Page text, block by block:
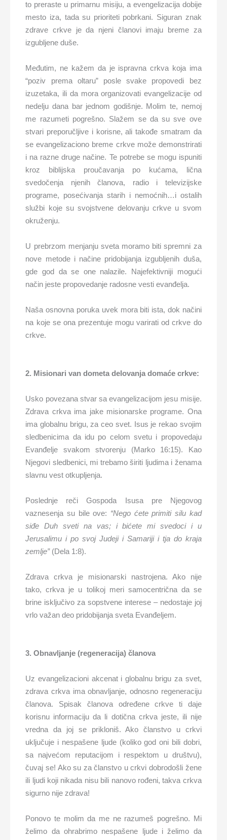
to preraste u primarnu misiju, a evengelizacija dobije
mesto iza, tada su prioriteti pobrkani. Siguran znak
zdrave crkve je da njeni članovi imaju breme za
izgubljene duše.
Međutim, ne kažem da je ispravna crkva koja ima
“poziv prema oltaru” posle svake propovedi bez
izuzetaka, ili da mora organizovati evangelizacije od
nedelju dana bar jednom godišnje. Molim te, nemoj
me razumeti pogrešno. Slažem se da su sve ove
stvari preporučljive i korisne, ali takođe smatram da
se evangelizaciono breme crkve može demonstrirati
i na razne druge načine. Te potrebe se mogu ispuniti
kroz biblijska proučavanja po kućama, lična
svedočenja njenih članova, radio i televizijske
programe, posećivanja starih i nemoćnih…i ostalih
službi koje su svojstvene delovanju crkve u svom
okruženju.
U prebrzom menjanju sveta moramo biti spremni za
nove metode i načine pridobijanja izgubljenih duša,
gde god da se one nalazile. Najefektivniji mogući
način jeste propovedanje radosne vesti evanđelja.
Naša osnovna poruka uvek mora biti ista, dok načini
na koje se ona prezentuje mogu varirati od crkve do
crkve.
2. Misionari van dometa delovanja domaće crkve:
Usko povezana stvar sa evangelizacijom jesu misije.
Zdrava crkva ima jake misionarske programe. Ona
ima globalnu brigu, za ceo svet. Isus je rekao svojim
sledbenicima da idu po celom svetu i propovedaju
Evanđelje svakom stvorenju (Marko 16:15). Kao
Njegovi sledbenici, mi trebamo širiti ljudima i ženama
slavnu vest otkupljenja.
Poslednje reči Gospoda Isusa pre Njegovog
vaznesenja su bile ove: “Nego ćete primiti silu kad
siđe Duh sveti na vas; i bićete mi svedoci i u
Jerusalimu i po svoj Judeji i Samariji i tja do kraja
zemlje”(Dela 1:8).
Zdrava crkva je misionarski nastrojena. Ako nije
tako, crkva je u tolikoj meri samocentrična da se
brine isključivo za sopstvene interese – nedostaje joj
vrlo važan deo pridobijanja sveta Evanđeljem.
3. Obnavljanje (regeneracija) članova
Uz evangelizacioni akcenat i globalnu brigu za svet,
zdrava crkva ima obnavljanje, odnosno regeneraciju
članova. Spisak članova određene crkve ti daje
korisnu informaciju da li dotična crkva jeste, ili nije
vredna da joj se prikloniš. Ako članstvo u crkvi
uključuje i nespašene ljude (koliko god oni bili dobri,
sa najvećom reputacijom i respektom u društvu),
čuvaj se! Ako su za članstvo u crkvi dobrodošli žene
ili ljudi koji nikada nisu bili nanovo rođeni, takva crkva
sigurno nije zdrava!
Ponovo te molim da me ne razumeš pogrešno. Mi
želimo da ohrabrimo nespašene ljude i želimo da